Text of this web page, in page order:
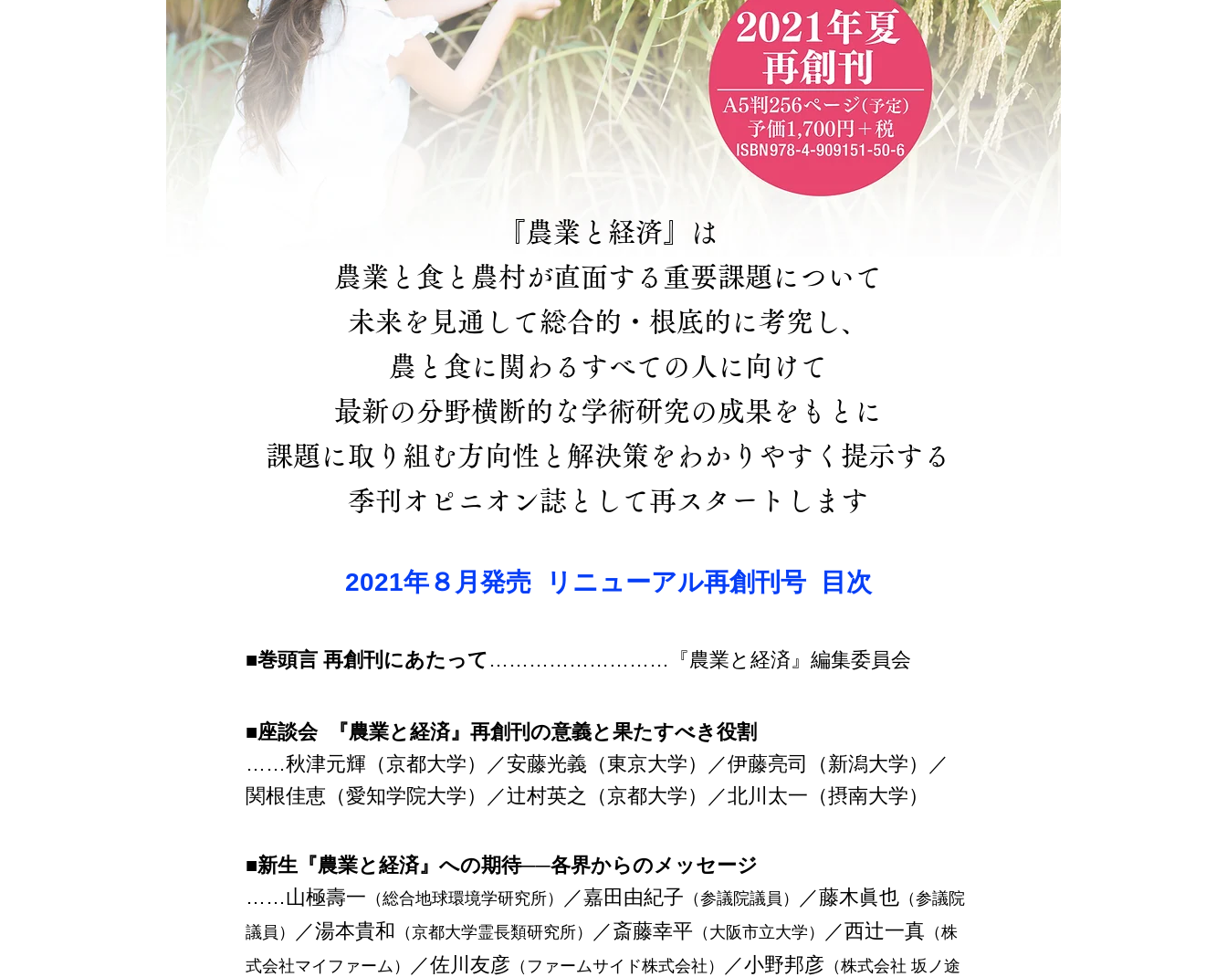
『農業と経済』は
農業と食と農村が直面する重要課題について
未来を見通して総合的・根底的に考究し、
農と食に関わるすべての人に向けて
最新の分野横断的な学術研究の成果をもとに
課題に取り組む方向性と解決策をわかりやすく提示する
季刊オピニオン誌として再スタートします
2021年８月発売 リニューアル再創刊号 目次
■巻頭言 再創刊にあたって ………………………『農業と経済』編集委員会
■座談会 『農業と経済』再創刊の意義と果たすべき役割
……秋津元輝（京都大学）／安藤光義（東京大学）／伊藤亮司（新潟大学）／
関根佳恵（愛知学院大学）／辻村英之（京都大学）／北川太一（摂南大学）
■新生『農業と経済』への期待──各界からのメッセージ
……山極壽一 （総合地球環境学研究所） ／嘉田由紀子 （参議院議員） ／藤木眞也 （参議院
議員）
／湯本貴和 （京都大学霊長類研究所） ／斎藤幸平 （大阪市立大学） ／西辻一真 （株
式会社マイファーム）
／佐川友彦 （ファームサイド株式会社） ／小野邦彦 （株式会社 坂ノ途